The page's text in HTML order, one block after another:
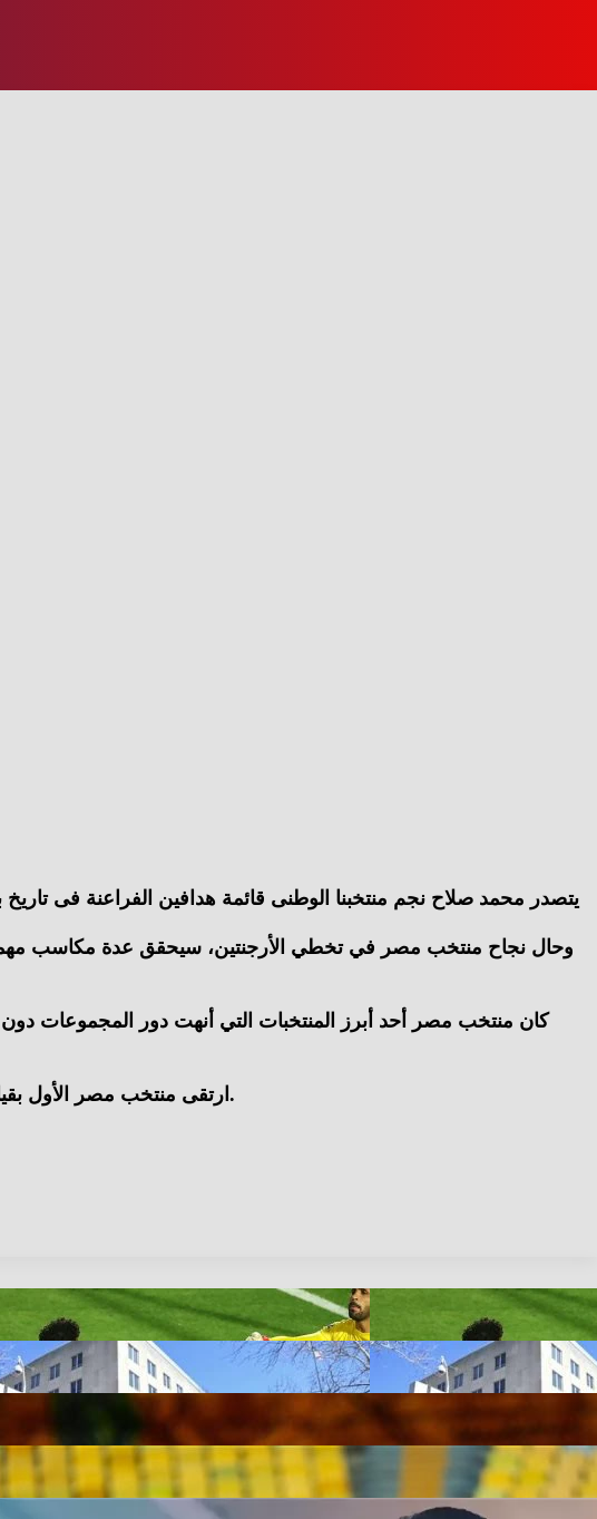
ارتقى منتخب مصر الأول بقيادة حسام حسن، للمركز الـ24 فى تصنيف فيفا بدلا من الـ26، بعد التأهل التاريخى لدور الـ16 فى كأس العالم 2026.